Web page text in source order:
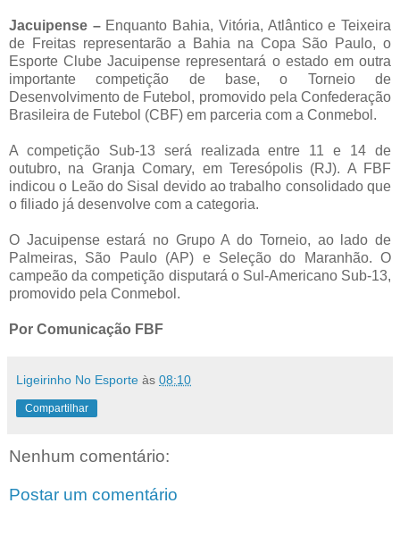
Jacuipense – Enquanto Bahia, Vitória, Atlântico e Teixeira
de Freitas representarão a Bahia na Copa São Paulo, o
Esporte Clube Jacuipense representará o estado em outra
importante competição de base, o Torneio de
Desenvolvimento de Futebol, promovido pela Confederação
Brasileira de Futebol (CBF) em parceria com a Conmebol.
A competição Sub-13 será realizada entre 11 e 14 de
outubro, na Granja Comary, em Teresópolis (RJ). A FBF
indicou o Leão do Sisal devido ao trabalho consolidado que
o filiado já desenvolve com a categoria.
O Jacuipense estará no Grupo A do Torneio, ao lado de
Palmeiras, São Paulo (AP) e Seleção do Maranhão. O
campeão da competição disputará o Sul-Americano Sub-13,
promovido pela Conmebol.
Por Comunicação FBF
Ligeirinho No Esporte às 08:10
Compartilhar
Nenhum comentário:
Postar um comentário